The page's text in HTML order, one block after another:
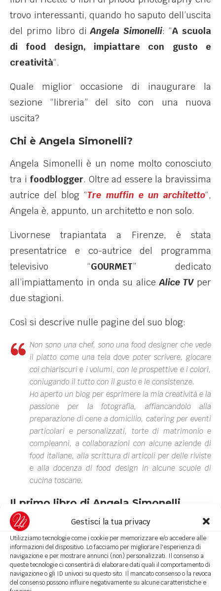
Gestisci la tua privacy
Utilizziamo tecnologie come i cookie per memorizzare e/o accedere alle
informazioni del dispositivo. Lo facciamo per migliorare l'esperienza di
navigazione e per mostrare annunci (non) personalizzati. Il consenso a
queste tecnologie ci consentirà di elaborare dati quali il comportamento di
navigazione o gli ID univoci su questo sito. Il mancato consenso o la revoca
del consenso possono influire negativamente su alcune caratteristiche e
trovo interessanti, quando ho saputo dell’uscita
del primo libro diAngela Simonelli: “A scuola
di food design, impiattare con gusto e
creatività“.
Quale miglior occasione di inaugurare la
sezione “libreria” del sito con una nuova
uscita?
Chi è Angela Simonelli?
Angela Simonelli è un nome molto conosciuto
tra i foodblogger. Oltre ad essere la bravissima
autrice del blog “Tre muffin e un architetto“,
Angela è, appunto, un architetto e non solo.
Livornese trapiantata a Firenze, è stata
presentatrice e co-autrice del programma
televisivo “GOURMET” dedicato
all’impiattamento in onda su alice Alice TVper
due stagioni.
Così si descrive nulle pagine del suo blog:
Non sono una chef, sono una food designer che vede
il piatto come una tela dove poter scrivere, giocare
coi chiariscuri e i volumi, con le prospettive e i colori,
coniugando il tutto con il gusto e le consistenze.
Ho aperto un blog per esprimere la mia creatività e la
passione per la fotografia, affiancandolo alla
preparazione di cene a domicilio, catering per eventi
particolari e personalizzati, torte di matrimonio e
compleanni, a collaborazioni con alcune aziende di
food italiane, alla scrittura di articoli per delle riviste
e alla docenza di food design in alcune scuole di
cucina toscane.
Il primo libro di Angela Simonelli
Proprio oggi, 30 agosto 2018, esce il suo primo
libro, a coronare uno dei suoi sogni.
“A scuola di food design, impiattare con
gusto e creatività” è unlibro dedicato